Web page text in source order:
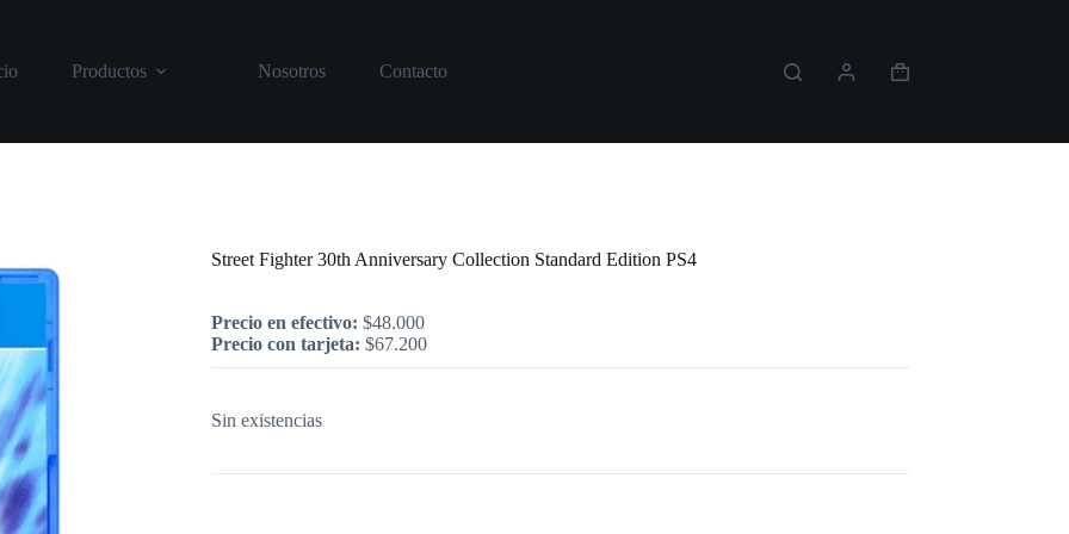
Productos Nosotros Contacto
Carro
Street Fighter 30th Anniversary Collection Standard Edition PS4
Precio en efectivo: $48.000
Precio con tarjeta: $67.200
Sin existencias